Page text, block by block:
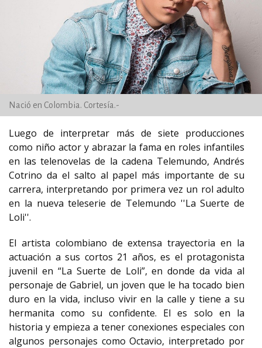
Nació en Colombia. Cortesía.-
Luego de interpretar más de siete producciones
como niño actor y abrazar la fama en roles infantiles
en las telenovelas de la cadena Telemundo, Andrés
Cotrino da el salto al papel más importante de su
carrera, interpretando por primera vez un rol adulto
en la nueva teleserie de Telemundo ''La Suerte de
Loli''.
El artista colombiano de extensa trayectoria en la
actuación a sus cortos 21 años, es el protagonista
juvenil en “La Suerte de Loli”, en donde da vida al
personaje de Gabriel, un joven que le ha tocado bien
duro en la vida, incluso vivir en la calle y tiene a su
hermanita como su confidente. El es solo en la
historia y empieza a tener conexiones especiales con
algunos personajes como Octavio, interpretado por